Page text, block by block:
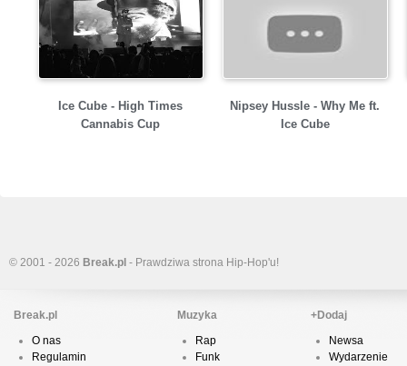
Ice Cube - High Times
Cannabis Cup
Nipsey Hussle - Why Me ft.
Ice Cube
© 2001 - 2026 Break.pl - Prawdziwa strona Hip-Hop'u!
Break.pl
O nas
Regulamin
Muzyka
Rap
Funk
+Dodaj
Newsa
Wydarzenie